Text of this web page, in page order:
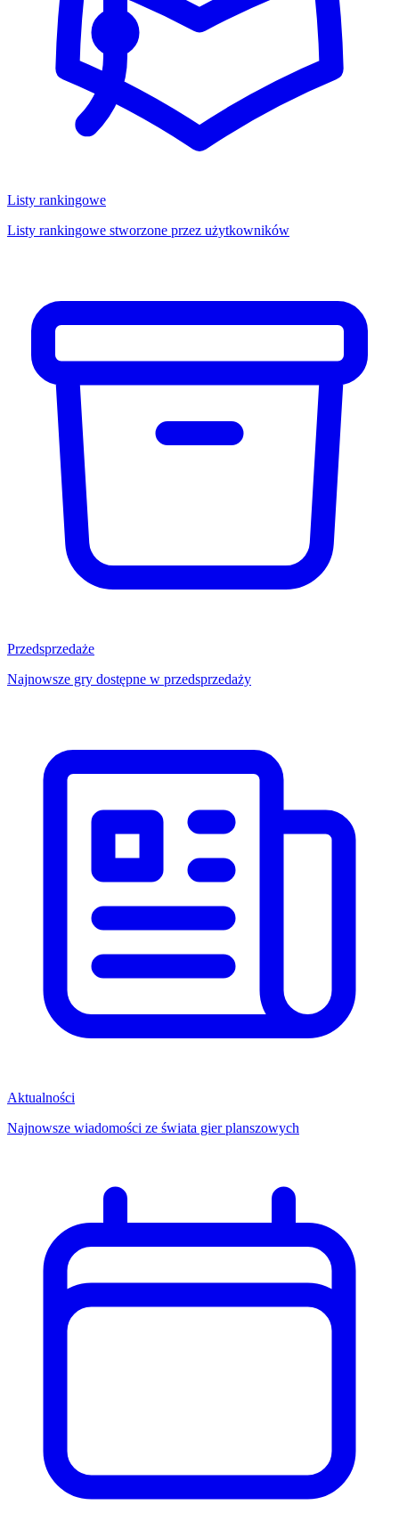
Listy rankingowe
Listy rankingowe stworzone przez użytkowników
Przedsprzedaże
Najnowsze gry dostępne w przedsprzedaży
Aktualności
Najnowsze wiadomości ze świata gier planszowych